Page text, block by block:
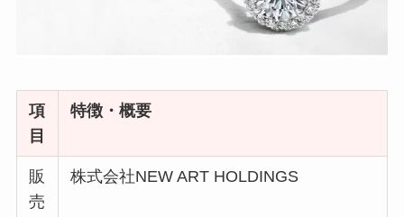
項
目
特徴・概要
販
売
株式会社NEW ART HOLDINGS